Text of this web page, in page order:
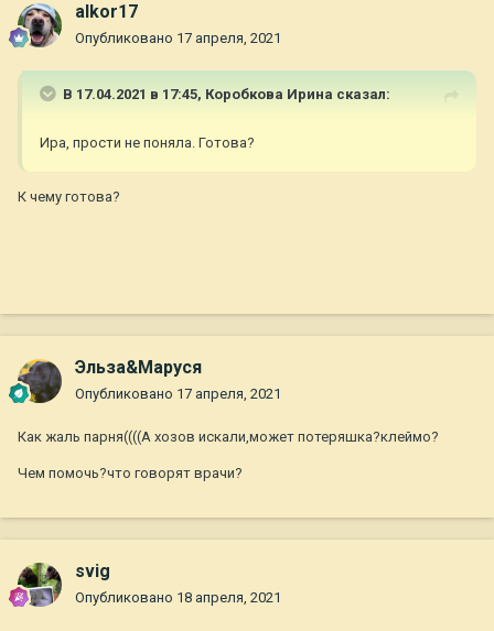
alkor17
Опубликовано 17 апреля, 2021
В 17.04.2021 в 17:45, Коробкова Ирина сказал:
Ира, прости не поняла. Готова?
К чему готова?
Эльза&Маруся
Опубликовано 17 апреля, 2021
Как жаль парня((((А хозов искали,может потеряшка?клеймо?
Чем помочь?что говорят врачи?
svig
Опубликовано 18 апреля, 2021